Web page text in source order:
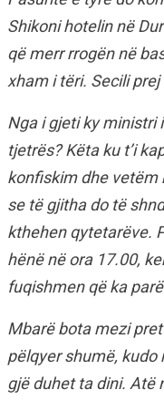
Shikoni hotelin në
që merr rrogën në
xham i tëri. Secili
Nga i gjeti ky ministri
tjetrës? Këta ku t’i
konfiskim dhe vetëm
se të gjitha do të
kthehen qytetarëve.
hënë në ora 17.00,
fuqishmen që ka
Mbarë bota mezi
pëlqyer shumë, kudo
gjë duhet ta dini. Atë